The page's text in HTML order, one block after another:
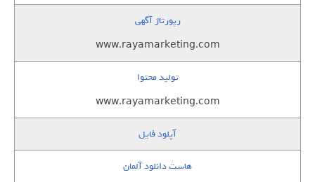
رپورتاژ آگهی
www.rayamarketing.com
تولید محتوا
www.rayamarketing.com
آپلود فایل
هاست دانلود آلمان